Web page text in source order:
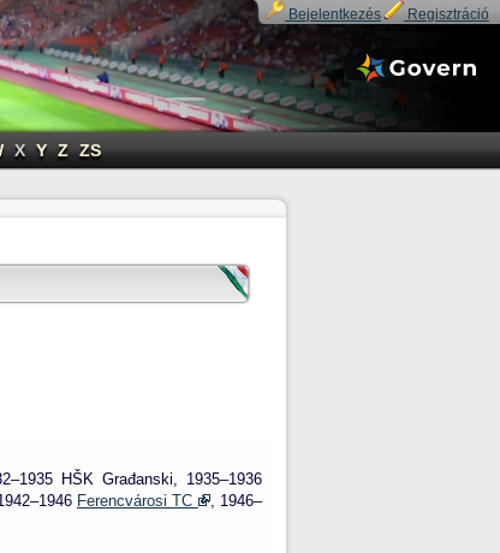
Bejelentkezés Regisztráció
X Y Z ZS
HŠK Građanski, 1935–1936
Ferencvárosi TC
, 1946–